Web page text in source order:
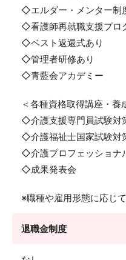
◇エルダー・メンター制
◇看護師再就職支援プロ
◇ベスト返還式あり
◇管理者研修あり
◇青藍会アカデミー
＜各種資格取得講座・養
◇介護支援専門員試験対
◇介護福祉士国家試験対
◇介護プロフェッショナ
◇成果発表会
※職種や雇用形態に応じ
退職金制度